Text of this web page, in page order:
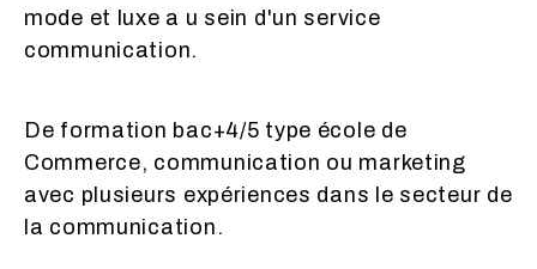
mode et luxe a u sein d'un service
communication.
De formation bac+4/5 type école de
Commerce, communication ou marketing
avec plusieurs expériences dans le secteur de
la communication.